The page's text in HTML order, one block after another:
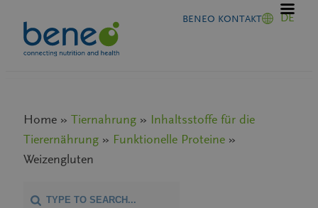
Inhalt
springen
BENEO KONTAKT DE
Home » Tiernahrung » Inhaltsstoffe für die
Tierernährung » Funktionelle Proteine »
Weizengluten